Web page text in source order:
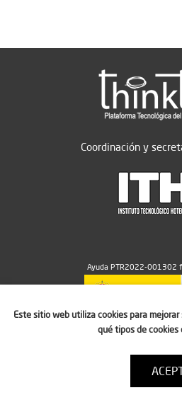
Coordinación y
Ayuda PTR2022-001302
MICIU/AEI/10.13039/
Política de cookies
Este sitio web utiliza cookies para
qué tipos de cookies